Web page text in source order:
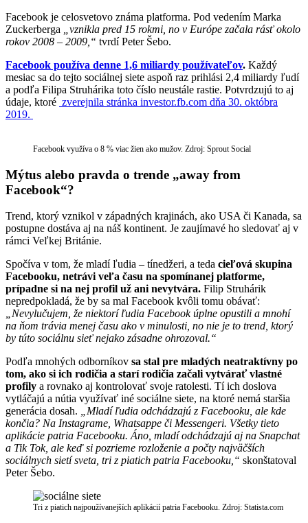
Facebook je celosvetovo známa platforma. Pod vedením Marka
Zuckerberga
„vznikla pred 15 rokmi, no v Európe začala rásť okolo
rokov 2008 – 2009,“ tvrdí Peter Šebo.
Facebook používa denne 1,6 miliardy používateľov. Každý
mesiac sa do tejto sociálnej siete aspoň raz prihlási 2,4 miliardy ľudí
a podľa Filipa Struhárika toto číslo neustále rastie. Potvrdzujú to aj
údaje, ktoré zverejnila stránka investor.fb.com dňa 30. októbra
2019.
Facebook využíva o 8 % viac žien ako mužov. Zdroj: Sprout Social
Mýtus alebo pravda o trende „away from
Facebook“?
Trend, ktorý vznikol v západných krajinách, ako USA či Kanada, sa
postupne dostáva aj na náš kontinent. Je zaujímavé ho sledovať aj v
rámci Veľkej Británie.
Spočíva v tom, že mladí ľudia – tínedžeri, a teda cieľová skupina
Facebooku, netrávi veľa času na spomínanej platforme,
prípadne si na nej profil už ani nevytvára. Filip Struhárik
nepredpokladá, že by sa mal Facebook kvôli tomu obávať:
„Nevylučujem, že niektorí ľudia Facebook úplne opustili a mnohí
na ňom trávia menej času ako v minulosti, no nie je to trend, ktorý
by túto sociálnu sieť nejako zásadne ohrozoval.“
Podľa mnohých odborníkov sa stal pre mladých neatraktívny po
tom, ako si ich rodičia a starí rodičia začali vytvárať vlastné
profily a rovnako aj kontrolovať svoje ratolesti. Tí ich doslova
vytláčajú a nútia využívať iné sociálne siete, na ktoré nemá staršia
generácia dosah.
„Mladí ľudia odchádzajú z Facebooku, ale kde
končia? Na Instagrame, Whatsappe či Messengeri. Všetky tieto
aplikácie patria Facebooku. Áno, mladí odchádzajú aj na Snapchat
a Tik Tok, ale keď si pozrieme rozloženie a počty najväčších
sociálnych sietí sveta, tri z piatich patria Facebooku,“ skonštatoval
Peter Šebo.
Tri z piatich najpoužívanejších aplikácií patria Facebooku. Zdroj: Statista.com